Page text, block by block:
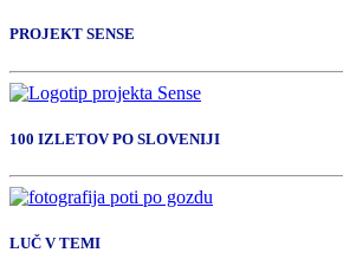
PROJEKT SENSE
100 IZLETOV PO SLOVENIJI
LUČ V TEMI